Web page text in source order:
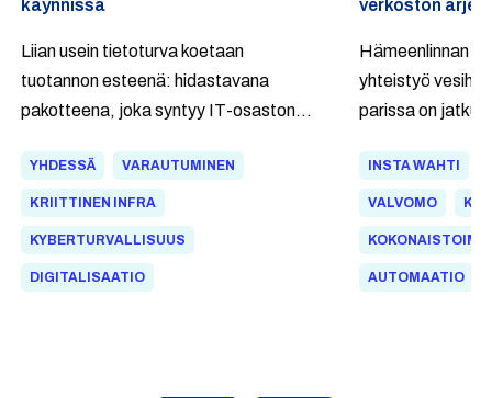
käynnissä
Liian usein tietoturva koetaan
tuotannon esteenä: hidastavana
pakotteena, joka syntyy IT-osaston
vääränä hetkenä. IEC 62443 kääntää
asetelman ympäri. Se on
kansainvälinen standardi, jossa
turvallisuusvaatimukset määritellään
teollisuuden omilla ehdoilla, ja se näkyy
YHDESSÄ VARAUTUMINEN
KRIITTINEN INFRA
KYBERTURVALLISUUS
DIGITALISAATIO
verkoston arjen
Hämeenlinnan
yhteistyö
parissa on
mukana
veden
Wahti® Flow -
INSTA WAHTI
VALVOMO
AUTOMAATIO